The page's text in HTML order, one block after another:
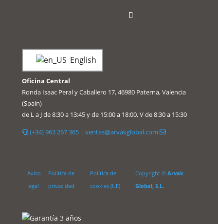
English
Oficina Central
Ronda Isaac Peral y Caballero 17, 46980 Paterna, Valencia
(Spain)
de L a J de 8:30 a 13:45 y de 15:00 a 18:00, V de 8:30 a 15:30
(+34) 963 267 365| ventas@arvakglobal.com
Aviso
legal
Política de
privacidad
Política de
cookies (UE)
Copyright © Arvak
Global, S.L.